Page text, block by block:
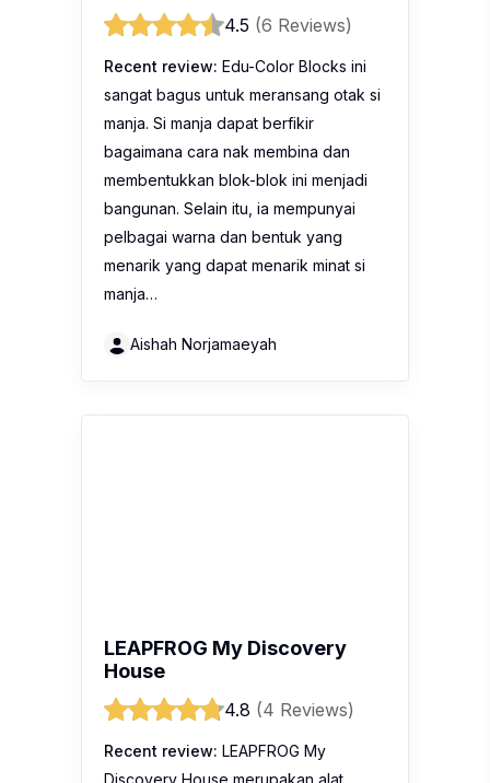
4.5 (6 Reviews)
Recent review: Edu-Color Blocks ini
sangat bagus untuk meransang otak si
manja. Si manja dapat berfikir
bagaimana cara nak membina dan
membentukkan blok-blok ini menjadi
bangunan. Selain itu, ia mempunyai
pelbagai warna dan bentuk yang
menarik yang dapat menarik minat si
manja…
Aishah Norjamaeyah
LEAPFROG My Discovery
House
4.8 (4 Reviews)
Recent review: LEAPFROG My